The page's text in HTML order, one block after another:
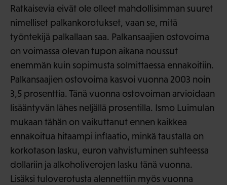
Ratkaisevia eivät ole olleet mahdollisimman suuret
nimelliset palkankorotukset, vaan se, mitä
työntekijä palkallaan saa. Palkansaajien ostovoima
on voimassa olevan tupon aikana noussut
enemmän kuin sopimusta solmittaessa ennakoitiin.
Palkansaajien ostovoima kasvoi vuonna 2003 noin
3,5 prosenttia. Tänä vuonna ostovoiman arvioidaan
lisääntyvän lähes neljällä prosentilla. Ismo Luimulan
mukaan tähän on vaikuttanut ennen kaikkea
ennakoitua hitaampi inflaatio, minkä taustalla on
korkotason lasku, euron vahvistuminen suhteessa
dollariin ja alkoholiverojen lasku tänä vuonna.
Lisäksi tuloverotusta alennettiin myös vuonna